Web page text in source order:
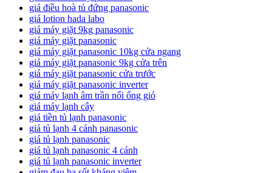
giá điều hoà tủ đứng panasonic
giá lotion hada labo
giá máy giặt 9kg panasonic
giá máy giặt panasonic
giá máy giặt panasonic 10kg cửa ngang
giá máy giặt panasonic 9kg cửa trên
giá máy giặt panasonic cửa trước
giá máy giặt panasonic inverter
giá máy lạnh âm trần nối ống gió
giá máy lạnh cây
giá tiền tủ lạnh panasonic
giá tủ lạnh 4 cánh panasonic
giá tủ lạnh panasonic
giá tủ lạnh panasonic 4 cánh
giá tủ lạnh panasonic inverter